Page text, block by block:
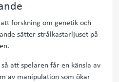
forskning om genetik och
sätter strålkastarljuset på
att spelaren får en känsla av
av manipulation som ökar